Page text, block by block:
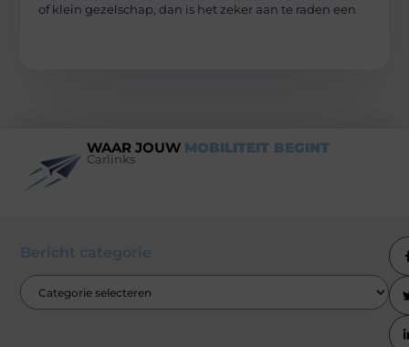
of klein gezelschap, dan is het zeker aan te raden een
WAAR JOUW MOBILITEIT BEGINT
Carlinks
Bericht categorie